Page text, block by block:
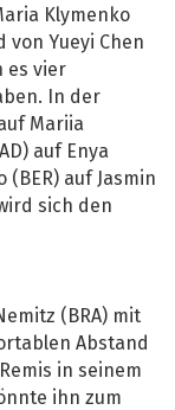
Klymenko
von Yueyi Chen
es vier
In der
Mariia
auf Enya
(BER) auf Jasmin
sich den
(BRA) mit
Abstand
in seinem
ihn zum